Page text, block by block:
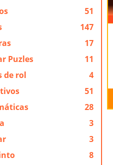
51
147
17
Puzles
11
de rol
4
51
28
3
3
8